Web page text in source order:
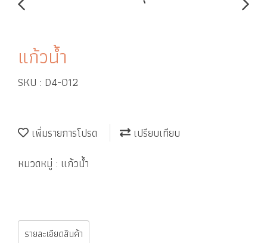
แก้วน้ำ
SKU : D4-012
เพิ่มรายการโปรด
เปรียบเทียบ
หมวดหมู่ : แก้วน้ำ
รายละเอียดสินค้า